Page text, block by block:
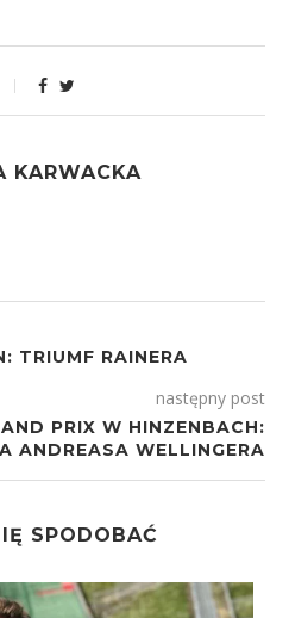
KARWACKA
TRIUMF RAINERA
następny post
PRIX W HINZENBACH:
ANDREASA WELLINGERA
SPODOBAĆ